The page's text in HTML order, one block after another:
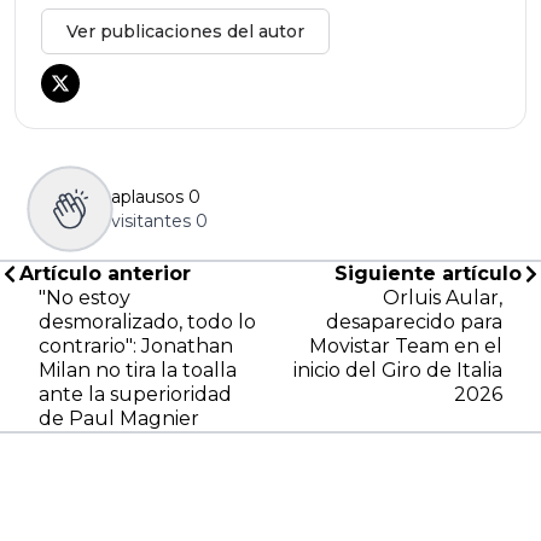
Ver publicaciones del autor
aplausos 0
visitantes 0
Artículo anterior
"No estoy
desmoralizado, todo lo
contrario": Jonathan
Milan no tira la toalla
ante la superioridad
de Paul Magnier
Siguiente artículo
Orluis Aular,
desaparecido para
Movistar Team en el
inicio del Giro de Italia
2026